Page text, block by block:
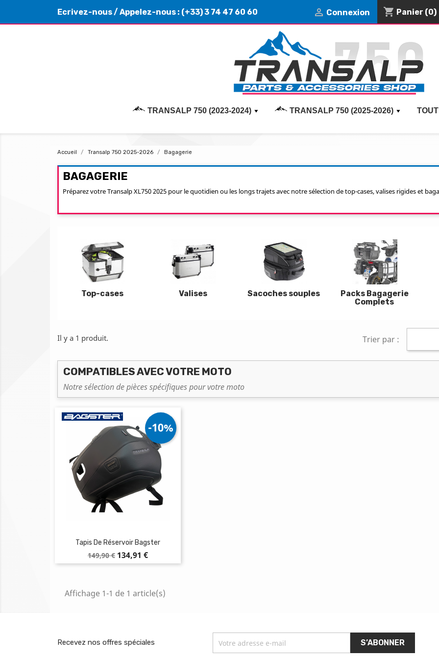
Ecrivez-nous/ Appelez-nous : (+33) 3 74 47 60 60  Connexion shopping_cart Panier (0)
TRANSALP 750 (2023-2024) TRANSALP 750 (2025-2026)
Accueil Transalp 750 2025-2026 Bagagerie
BAGAGERIE
Préparez votre Transalp XL750 2025 pour le quotidien ou les longs trajets avec notre sélection de top-cases, valises rigides et
Top-cases Valises Sacoches souples
Packs Bagagerie
Complets
Il y a 1 produit. Trier par :
COMPATIBLES AVEC VOTRE MOTO
Notre sélection de pièces spécifiques pour votre moto
Tapis De Réservoir Bagster
Prix
de
149,90 €
-10%
Prix
134,91 €
Affichage 1-1 de 1 article(s)
Recevez nos offres spéciales